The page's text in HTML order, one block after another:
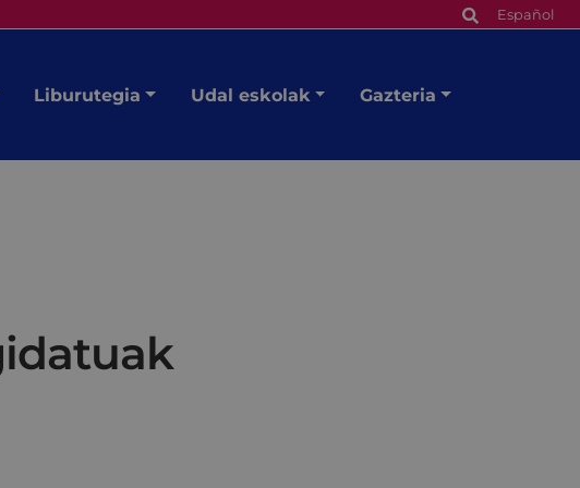
Español
Liburutegia Udal eskolak Gazteria